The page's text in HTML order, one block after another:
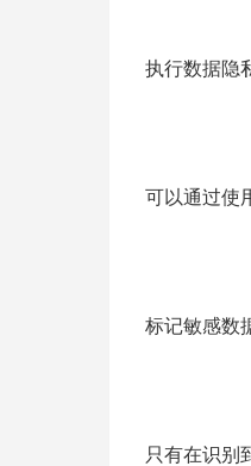
执行数据隐
可以通过使
标记敏感数
只有在识别